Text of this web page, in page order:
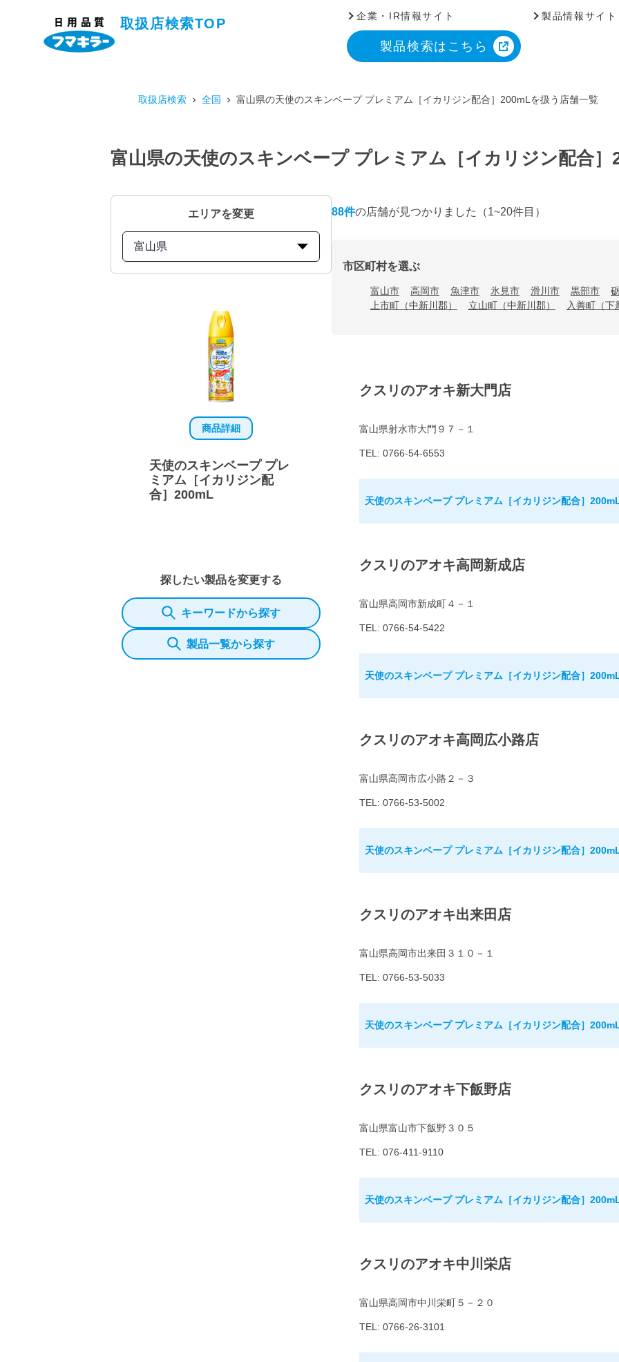
取扱店検索TOP
企業・IR情報サイト 製品情報サイト
製品検索はこちら
取扱店検索 全国 富山県の天使のスキンベープ プレミアム［イカリジン配合］200mLを扱う店舗一覧
富山県の天使のスキンベープ プレミアム［イカリジン配合］
エリアを変更
富山県
商品詳細
天使のスキンベープ プレ
ミアム［イカリジン配
合］200mL
探したい製品を変更する
キーワードから探す
製品一覧から探す
88件の店舗が見つかりました （1~20件目）
市区町村を選ぶ
富山市 高岡市 魚津市 氷見市 滑川市 黒部市
上市町（中新川郡）
立山町（中新川郡） 入善町（下
クスリのアオキ新大門店
富山県射水市大門９７－１
TEL: 0766-54-6553
天使のスキンベープ プレミアム［イカリジン配合］
クスリのアオキ高岡新成店
富山県高岡市新成町４－１
TEL: 0766-54-5422
天使のスキンベープ プレミアム［イカリジン配合］
クスリのアオキ高岡広小路店
富山県高岡市広小路２－３
TEL: 0766-53-5002
天使のスキンベープ プレミアム［イカリジン配合］
クスリのアオキ出来田店
富山県高岡市出来田３１０－１
TEL: 0766-53-5033
天使のスキンベープ プレミアム［イカリジン配合］
クスリのアオキ下飯野店
富山県富山市下飯野３０５
TEL: 076-411-9110
天使のスキンベープ プレミアム［イカリジン配合］
クスリのアオキ中川栄店
富山県高岡市中川栄町５－２０
TEL: 0766-26-3101